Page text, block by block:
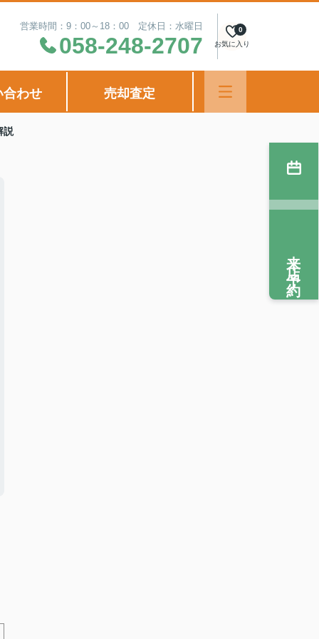
営業時間：9：00～18：00 定休日：水曜日
058-248-2707 お気に入り
0
合わせ 売却査定
説
来店予約